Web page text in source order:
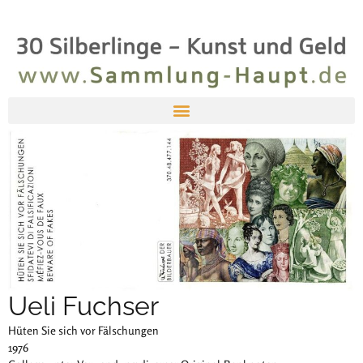
Ueli Fuchser
Hüten Sie sich vor Fälschungen
1976